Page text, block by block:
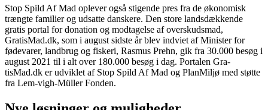
Stop Spild Af Mad oplever også stigende pres fra de økonomisk
trængte familier og udsatte danskere. Den store landsdækkende
gratis portal for donation og modtagelse af overskudsmad,
GratisMad.dk, som i august sidste år blev indviet af Minister for
fødevarer, landbrug og fiskeri, Rasmus Prehn, gik fra 30.000 besøg i
august 2021 til i alt over 180.000 besøg i dag. Portalen Gra-
tisMad.dk er udviklet af Stop Spild Af Mad og PlanMiljø med støtte
fra Lem-vigh-Müller Fonden.